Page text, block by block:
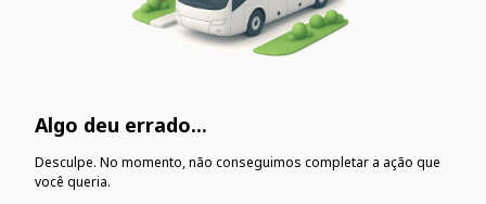
Algo deu errado...
Desculpe. No momento, não conseguimos completar a ação que
você queria.